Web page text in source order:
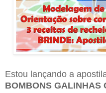
Estou lançando a
BOMBONS GALINHAS